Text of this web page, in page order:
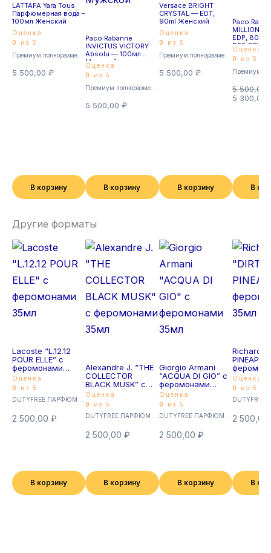
LATTAFA Yara Tous
Парфюмерная вода –
100мл Женский
Оценка
0
из 5
5 500,00 ₽
В корзину
Paco Rabanne
INVICTUS VICTORY
Absolu — 100мл
Мужской
Оценка
0
из 5
5 500,00₽
В корзину
Премиум полноразмерные
Versace BRIGHT
CRYSTAL — EDT,
90ml Женский
Оценка
0
из 5
5 500,00 ₽
В корзину
Paco
MILLION
EDP, 80ml
БЕЗ
Оценка
0
из 5
5 500,00
5 300,00
В
Другие форматы
Lacoste “L.12.12
POUR ELLE” с
феромонами
35мл
Оценка
0
из 5
2 500,00 ₽
В корзину
Alexandre J. “THE
COLLECTOR
BLACK MUSK” с
феромонами
35мл
Оценка
0
из 5
2 500,00₽
В корзину
Giorgio Armani
“ACQUA DI GIO” с
феромонами
35мл
Оценка
0
из 5
2 500,00 ₽
В корзину
Richard
35мл
Оценка
0
из 5
2 500,00
В